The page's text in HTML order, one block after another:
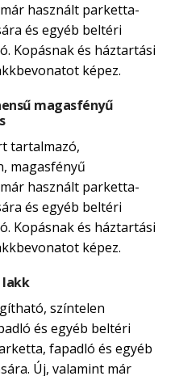
használt parketta-
és egyéb beltéri
Kopásnak és háztartási
képez.
magasfényű
tartalmazó,
magasfényű
használt parketta-
és egyéb beltéri
Kopásnak és háztartási
képez.
lakk
színtelen
és egyéb beltéri
fapadló és egyéb
Új, valamint már